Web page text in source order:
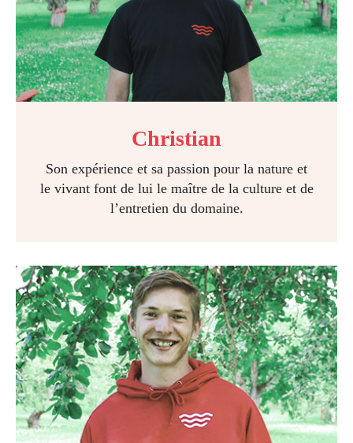
Christian
Son expérience et sa passion pour la nature et
le vivant font de lui le maître de la culture et de
l’entretien du domaine.